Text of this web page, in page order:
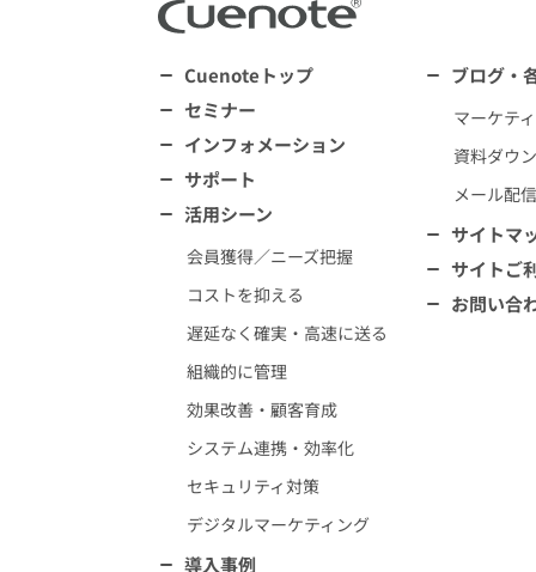
Cuenoteトップ
セミナー
インフォメーション
サポート
活用シーン
会員獲得／ニーズ把握
コストを抑える
遅延なく確実・高速に送る
組織的に管理
効果改善・顧客育成
システム連携・効率化
セキュリティ対策
デジタルマーケティング
導入事例
ブログ・
マーケテ
資料ダウ
メール配
サイトマ
サイトご
お問い合